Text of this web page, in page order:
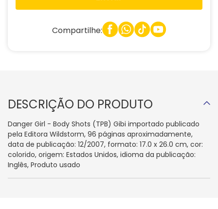
Compartilhe:
DESCRIÇÃO DO PRODUTO
Danger Girl - Body Shots (TPB) Gibi importado publicado
pela Editora Wildstorm, 96 páginas aproximadamente,
data de publicação: 12/2007, formato: 17.0 x 26.0 cm, cor:
colorido, origem: Estados Unidos, idioma da publicação:
Inglês, Produto usado